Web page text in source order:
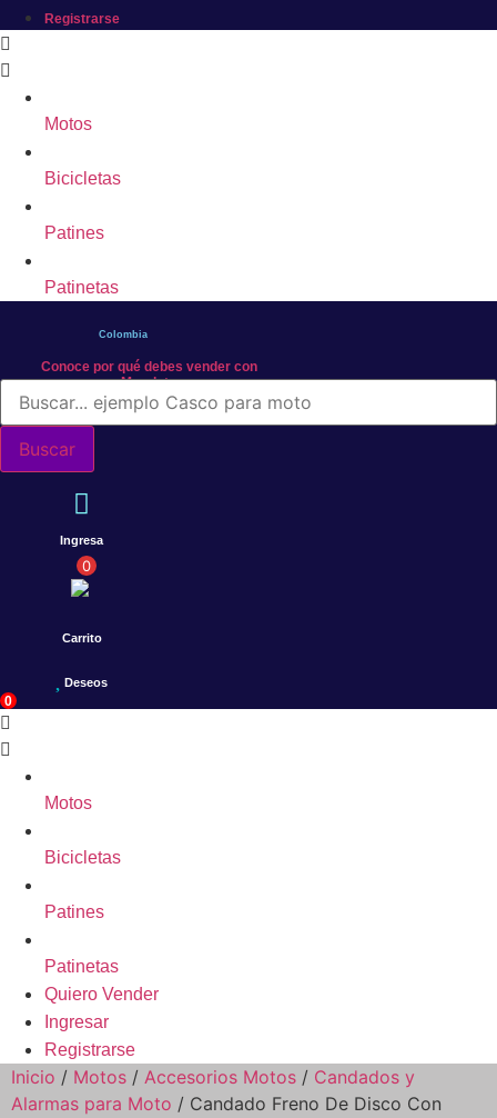
Registrarse
Motos
Bicicletas
Patines
Patinetas
Colombia
Conoce por qué debes vender con
Mercleta
Búsqueda
productos
Buscar
Ingresa
0
Carrito
Deseos
0
Motos
Bicicletas
Patines
Patinetas
Quiero Vender
Ingresar
Registrarse
Inicio / Motos / Accesorios Motos / Candados y
Alarmas para Moto / Candado Freno De Disco Con